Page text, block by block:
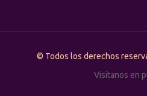
© Todos los derechos
Visitanos en